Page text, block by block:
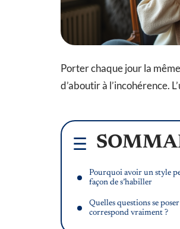
Porter chaque jour la
d’aboutir à l’incohérence.
Pourquoi avoir un style
façon de s’habiller
Quelles questions se
correspond vraiment ?